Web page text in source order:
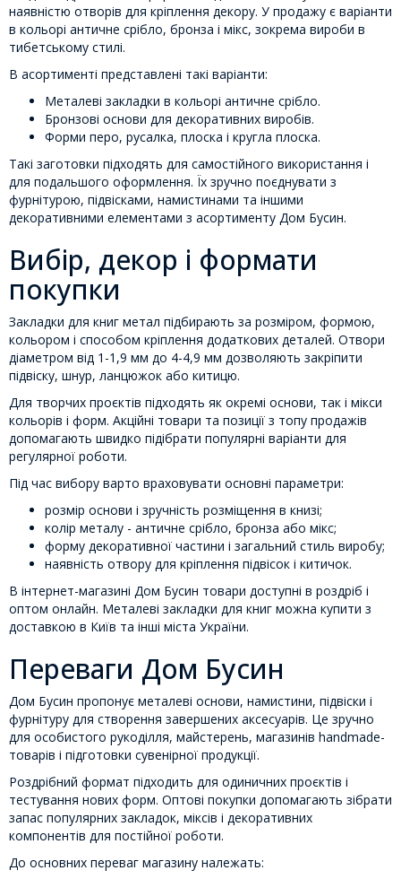
наявністю отворів для кріплення декору. У продажу є варіанти
в кольорі античне срібло, бронза і мікс, зокрема вироби в
тибетському стилі.
В асортименті представлені такі варіанти:
Металеві закладки в кольорі античне срібло.
Бронзові основи для декоративних виробів.
Форми перо, русалка, плоска і кругла плоска.
Такі заготовки підходять для самостійного використання і
для подальшого оформлення. Їх зручно поєднувати з
фурнітурою, підвісками, намистинами та іншими
декоративними елементами з асортименту Дом Бусин.
Вибір, декор і формати
покупки
Закладки для книг метал підбирають за розміром, формою,
кольором і способом кріплення додаткових деталей. Отвори
діаметром від 1-1,9 мм до 4-4,9 мм дозволяють закріпити
підвіску, шнур, ланцюжок або китицю.
Для творчих проєктів підходять як окремі основи, так і мікси
кольорів і форм. Акційні товари та позиції з топу продажів
допомагають швидко підібрати популярні варіанти для
регулярної роботи.
Під час вибору варто враховувати основні параметри:
розмір основи і зручність розміщення в книзі;
колір металу - античне срібло, бронза або мікс;
форму декоративної частини і загальний стиль виробу;
наявність отвору для кріплення підвісок і китичок.
В інтернет-магазині Дом Бусин товари доступні в роздріб і
оптом онлайн. Металеві закладки для книг можна купити з
доставкою в Київ та інші міста України.
Переваги Дом Бусин
Дом Бусин пропонує металеві основи, намистини, підвіски і
фурнітуру для створення завершених аксесуарів. Це зручно
для особистого рукоділля, майстерень, магазинів handmade-
товарів і підготовки сувенірної продукції.
Роздрібний формат підходить для одиничних проєктів і
тестування нових форм. Оптові покупки допомагають зібрати
запас популярних закладок, міксів і декоративних
компонентів для постійної роботи.
До основних переваг магазину належать: